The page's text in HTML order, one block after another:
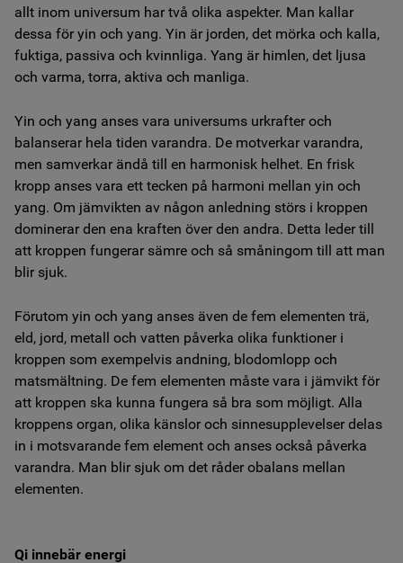
allt inom universum har två olika aspekter. Man kallar
dessa för yin och yang. Yin är jorden, det mörka och kalla,
fuktiga, passiva och kvinnliga. Yang är himlen, det ljusa
och varma, torra, aktiva och manliga.
Yin och yang anses vara universums urkrafter och
balanserar hela tiden varandra. De motverkar varandra,
men samverkar ändå till en harmonisk helhet. En frisk
kropp anses vara ett tecken på harmoni mellan yin och
yang. Om jämvikten av någon anledning störs i kroppen
dominerar den ena kraften över den andra. Detta leder till
att kroppen fungerar sämre och så småningom till att man
blir sjuk.
Förutom yin och yang anses även de fem elementen trä,
eld, jord, metall och vatten påverka olika funktioner i
kroppen som exempelvis andning, blodomlopp och
matsmältning. De fem elementen måste vara i jämvikt för
att kroppen ska kunna fungera så bra som möjligt. Alla
kroppens organ, olika känslor och sinnesupplevelser delas
in i motsvarande fem element och anses också påverka
varandra. Man blir sjuk om det råder obalans mellan
elementen.
Qi innebär energi